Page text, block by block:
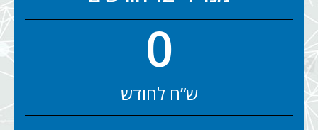
0
ש”ח לחודש